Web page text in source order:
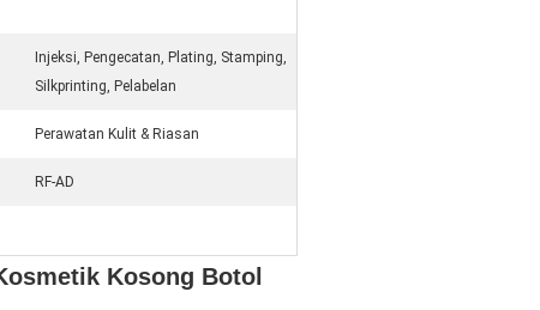
Injeksi, Pengecatan, Plating, Stamping,
Silkprinting, Pelabelan
Perawatan Kulit & Riasan
RF-AD
Kosong Botol